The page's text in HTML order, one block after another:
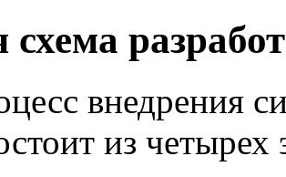
внедрения
из четырех